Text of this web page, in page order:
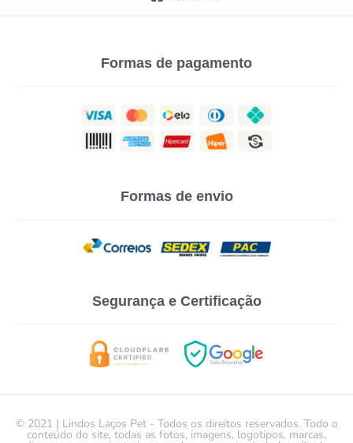
Formas de pagamento
Formas de envio
Segurança e Certificação
© 2021 | Lindos Laços Pet - Todos os direitos reservados. Todo o
conteúdo do site, todas as fotos, imagens, logotipos, marcas,